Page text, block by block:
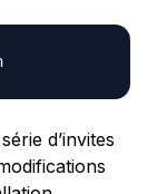
d’invites